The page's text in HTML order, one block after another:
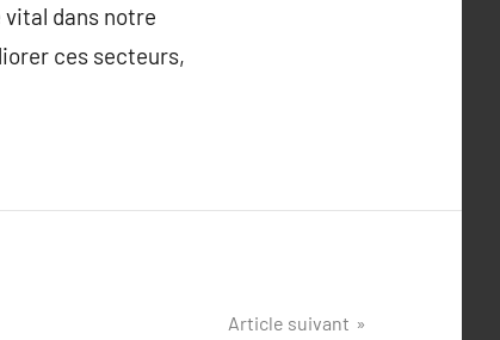
dans notre
ces secteurs,
Article suivant